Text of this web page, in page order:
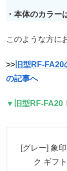
・本体のカラー
このような方に
>> 旧型RF-
の記事へ
▼旧型RF-FA20
[グレー] 象
ク ギフ